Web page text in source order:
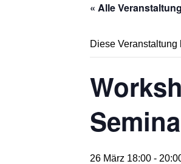
« Alle
Diese Veranstaltung
26 März 18:00 -